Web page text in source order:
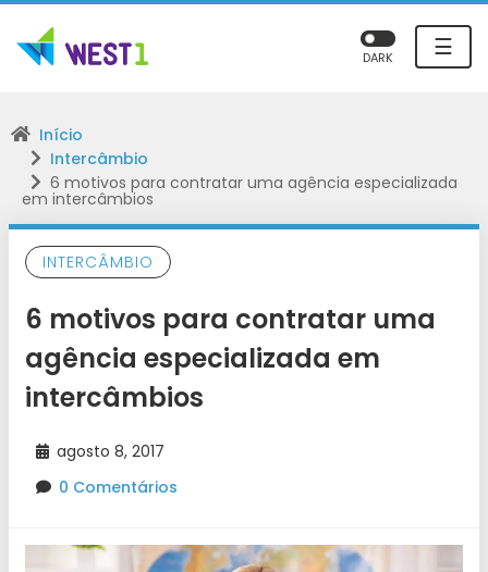
☰
DARK
Início
Intercâmbio
6 motivos para contratar uma agência especializada
em intercâmbios
INTERCÂMBIO
6 motivos para contratar uma
agência especializada em
intercâmbios
agosto 8, 2017
0 Comentários